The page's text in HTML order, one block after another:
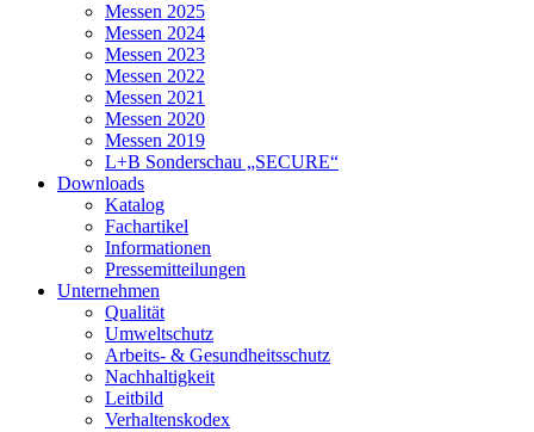
Messen 2025
Messen 2024
Messen 2023
Messen 2022
Messen 2021
Messen 2020
Messen 2019
L+B Sonderschau „SECURE“
Downloads
Katalog
Fachartikel
Informationen
Pressemitteilungen
Unternehmen
Qualität
Umweltschutz
Arbeits- & Gesundheitsschutz
Nachhaltigkeit
Leitbild
Verhaltenskodex